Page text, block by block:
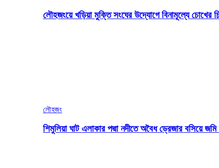
লৌহজংয়ে খড়িয়া মুক্তি সংঘের উদ্যোগে বিনামূল্যে চোখের
লৌহজং
শিমুলিয়া ঘাট এলাকার পদ্মা নদীতে অবৈধ ড্রেজার বসিয়ে